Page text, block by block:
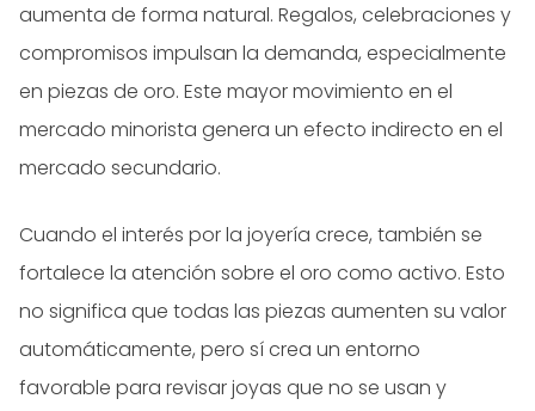
aumenta de forma natural. Regalos, celebraciones y
compromisos impulsan la demanda, especialmente
en piezas de oro. Este mayor movimiento en el
mercado minorista genera un efecto indirecto en el
mercado secundario.
Cuando el interés por la joyería crece, también se
fortalece la atención sobre el oro como activo. Esto
no significa que todas las piezas aumenten su valor
automáticamente, pero sí crea un entorno
favorable para revisar joyas que no se usan y